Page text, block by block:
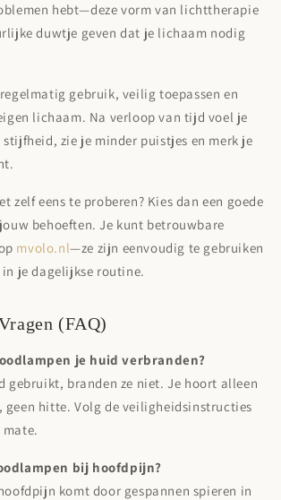
hebt—deze vorm van lichttherapie
duwtje geven dat je lichaam nodig
gebruik, veilig toepassen en
lichaam. Na verloop van tijd voel je
zie je minder puistjes en merk je
zelf eens te proberen? Kies dan een goede
behoeften. Je kunt betrouwbare
mvolo.nl—ze zijn eenvoudig te gebruiken
in je dagelijkse routine.
(FAQ)
je huid verbranden?
gebruikt, branden ze niet. Je hoort alleen
geen hitte. Volg de veiligheidsinstructies
mate.
bij hoofdpijn?
komt door gespannen spieren in